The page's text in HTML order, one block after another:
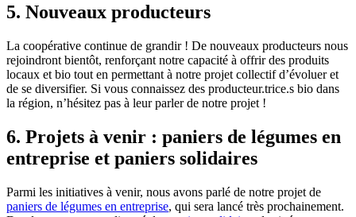
5. Nouveaux producteurs
La coopérative continue de grandir ! De nouveaux producteurs nous
rejoindront bientôt, renforçant notre capacité à offrir des produits
locaux et bio tout en permettant à notre projet collectif d’évoluer et
de se diversifier. Si vous connaissez des producteur.trice.s bio dans
la région, n’hésitez pas à leur parler de notre projet !
6. Projets à venir : paniers de légumes en
entreprise et paniers solidaires
Parmi les initiatives à venir, nous avons parlé de notre projet de
paniers de légumes en entreprise, qui sera lancé très prochainement.